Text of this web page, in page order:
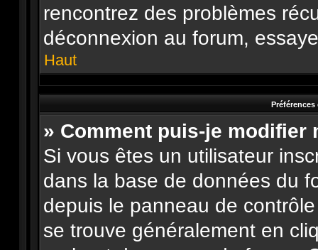
rencontrez des problèmes
déconnexion au forum,
Haut
» Comment puis-je modifier
Si vous êtes un utilisateur
dans la base de données du
depuis le panneau de
se trouve généralement en